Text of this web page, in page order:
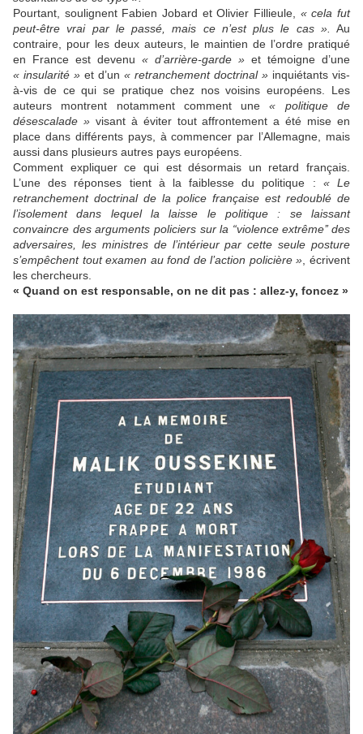
Pourtant, soulignent Fabien Jobard et Olivier Fillieule, « cela fut
peut-être vrai par le passé, mais ce n’est plus le cas ».
Au
contraire, pour les deux auteurs, le maintien de l’ordre pratiqué
en France est devenu « d’arrière-garde » et témoigne d’une
« insularité » et d’un « retranchement doctrinal » inquiétants vis-
à-vis de ce qui se pratique chez nos voisins européens. Les
auteurs montrent notamment comment une« politique de
désescalade »visant à éviter tout affrontement a été mise en
place dans différents pays, à commencer par l’Allemagne, mais
aussi dans plusieurs autres pays européens.
Comment expliquer ce qui est désormais un retard français.
L’une des réponses tient à la faiblesse du politique : « Le
retranchement doctrinal de la police française est redoublé de
l’isolement dans lequel la laisse le politique : se laissant
convaincre des arguments policiers sur la “violence extrême’’ des
adversaires, les ministres de l’intérieur par cette seule posture
s’empêchent tout examen au fond de l’action policière » , écrivent
les chercheurs.
« Quand on est responsable, on ne dit pas : allez-y, foncez »